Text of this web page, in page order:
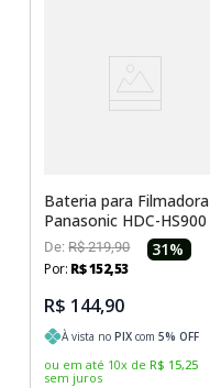
Bateria para Filmadora
Panasonic HDC-HS900
De:R$ 219,90 31%
Por: R$152,53
R$ 144,90
À vista noPIX com5% OFF
ou em até 10x de R$ 15,25
sem juros